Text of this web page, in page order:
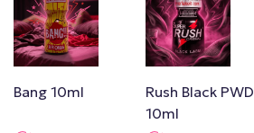
Bang 10ml
Rush Black PWD
10ml